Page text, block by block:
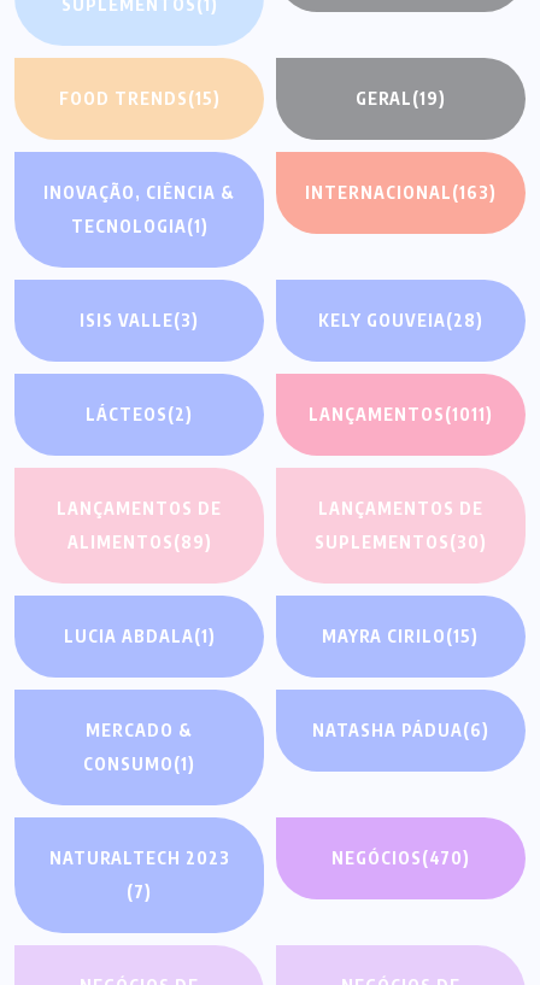
SUPLEMENTOS(1)
FOOD TRENDS(15) GERAL(19)
INOVAÇÃO, CIÊNCIA &
TECNOLOGIA(1)
INTERNACIONAL(163)
ISIS VALLE(3) KELY GOUVEIA(28)
LÁCTEOS(2) LANÇAMENTOS(1011)
LANÇAMENTOS DE
ALIMENTOS(89)
LANÇAMENTOS DE
SUPLEMENTOS(30)
LUCIA ABDALA(1) MAYRA CIRILO(15)
MERCADO &
CONSUMO(1)
NATASHA PÁDUA(6)
NATURALTECH 2023
(7)
NEGÓCIOS(470)